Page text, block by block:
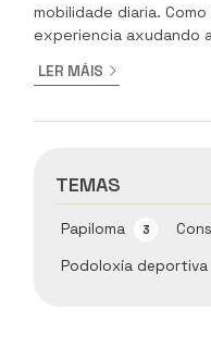
TEMAS
Papiloma 3
Podoloxía deportiva
mobilidade diaria.
experiencia axudando
fortalecer os pés e
son fundamentais
LER MÁIS